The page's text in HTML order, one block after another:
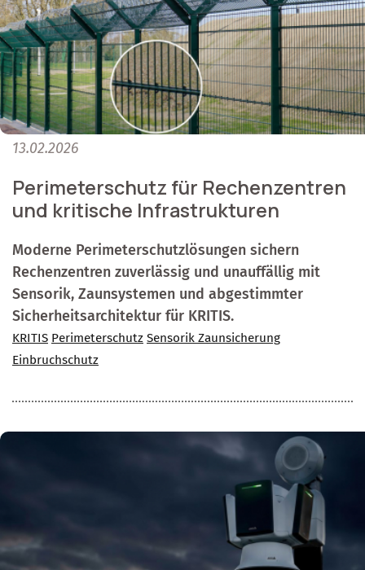
13.02.2026
Perimeterschutz für Rechenzentren
und kritische Infrastrukturen
Moderne Perimeterschutzlösungen sichern
Rechenzentren zuverlässig und unauffällig mit
Sensorik, Zaunsystemen und abgestimmter
Sicherheitsarchitektur für KRITIS.
KRITIS Perimeterschutz Sensorik Zaunsicherung
Einbruchschutz